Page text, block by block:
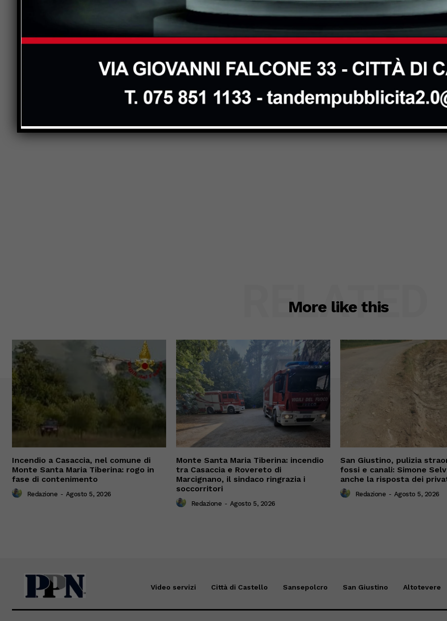
More like this
RELATED
Incendio a Casaccia, nel comune di
Monte Santa Maria Tiberina: rogo in
fase di contenimento
Redazione - Agosto 5, 2026
Monte Santa Maria Tiberina: incendio
tra Casaccia e Rovereto di
Marcignano, il sindaco ringrazia i
soccorritori
Redazione - Agosto 5, 2026
San Giustino, pulizia
fossi e canali: Simone
anche la risposta dei
Redazione - Agosto 5, 2026
Video servizi Città di Castello Sansepolcro San Giustino Altotevere